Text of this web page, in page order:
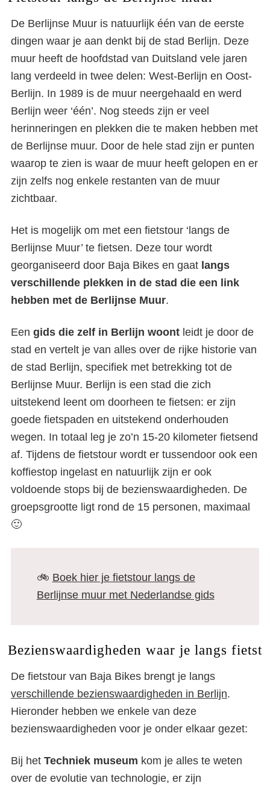
De Berlijnse Muur is natuurlijk één van de eerste
dingen waar je aan denkt bij de stad Berlijn. Deze
muur heeft de hoofdstad van Duitsland vele jaren
lang verdeeld in twee delen: West-Berlijn en Oost-
Berlijn. In 1989 is de muur neergehaald en werd
Berlijn weer ‘één’. Nog steeds zijn er veel
herinneringen en plekken die te maken hebben met
de Berlijnse muur. Door de hele stad zijn er punten
waarop te zien is waar de muur heeft gelopen en er
zijn zelfs nog enkele restanten van de muur
zichtbaar.
Het is mogelijk om met een fietstour ‘langs de
Berlijnse Muur’ te fietsen. Deze tour wordt
georganiseerd door Baja Bikes en gaat langs
verschillende plekken in de stad die een link
hebben met de Berlijnse Muur.
Een gids die zelf in Berlijn woont leidt je door de
stad en vertelt je van alles over de rijke historie van
de stad Berlijn, specifiek met betrekking tot de
Berlijnse Muur. Berlijn is een stad die zich
uitstekend leent om doorheen te fietsen: er zijn
goede fietspaden en uitstekend onderhouden
wegen. In totaal leg je zo’n 15-20 kilometer fietsend
af. Tijdens de fietstour wordt er tussendoor ook een
koffiestop ingelast en natuurlijk zijn er ook
voldoende stops bij de bezienswaardigheden. De
groepsgrootte ligt rond de 15 personen, maximaal
🙂
🚲 Boek hier je fietstour langs de
Berlijnse muur met Nederlandse gids
Bezienswaardigheden waar je langs fietst
De fietstour van Baja Bikes brengt je langs
verschillende bezienswaardigheden in Berlijn.
Hieronder hebben we enkele van deze
bezienswaardigheden voor je onder elkaar gezet:
Bij het Techniek museum kom je alles te weten
over de evolutie van technologie, er zijn